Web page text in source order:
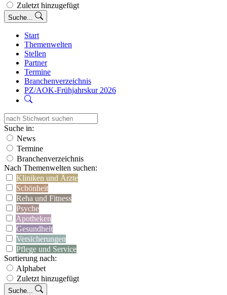
Zuletzt hinzugefügt
Suche...
Start
Themenwelten
Stellen
Partner
Termine
Branchenverzeichnis
PZ/AOK-Frühjahrskur 2026
Suche in:
News
Termine
Branchenverzeichnis
Nach Themenwelten suchen:
Kliniken und Ärzte
Schönheit
Reha und Fitness
Psyche
Apotheken
Gesundheit
Versicherungen
Pflege und Service
Sortierung nach:
Alphabet
Zuletzt hinzugefügt
Suche...